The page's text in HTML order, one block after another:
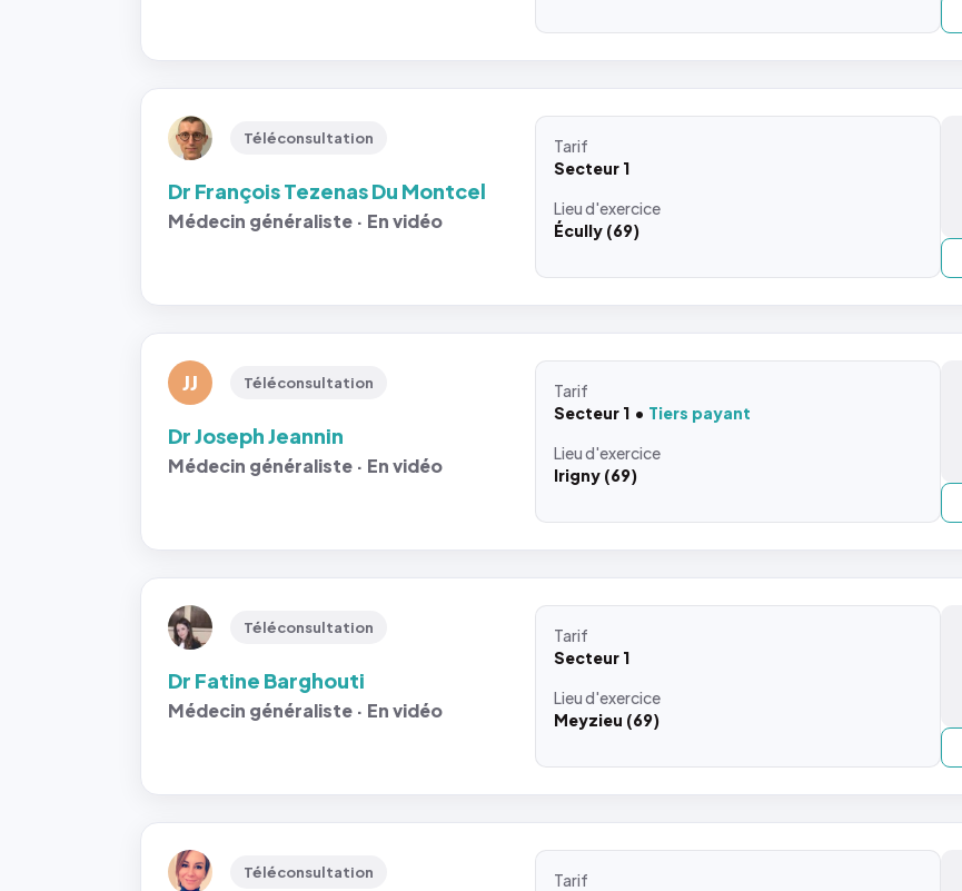
Téléconsultation
Dr François Tezenas Du Montcel
Médecin généraliste · En vidéo
Tarif
Secteur 1
Lieud'exercice
Écully (69)
JJ Téléconsultation
Dr Joseph Jeannin
Médecin généraliste · En vidéo
Tarif
Secteur 1
Tiers payant
Lieud'exercice
Irigny (69)
Téléconsultation
Dr Fatine Barghouti
Médecin généraliste · En vidéo
Tarif
Secteur 1
Lieud'exercice
Meyzieu (69)
Téléconsultation
Tarif